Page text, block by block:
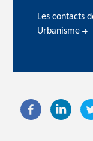
Les contacts
Urbanisme